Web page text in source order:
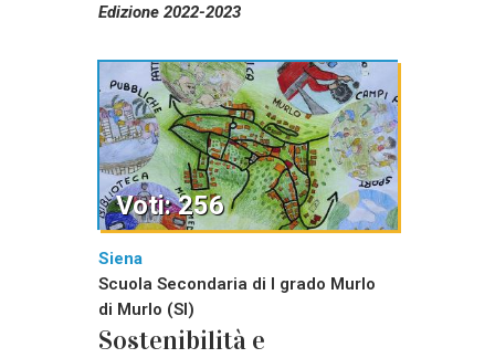
Edizione 2022-2023
Siena
Scuola Secondaria di I grado Murlo
di Murlo (SI)
Sostenibilità e
Voti: 256